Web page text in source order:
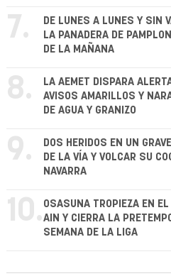
7.
DE LUNES A LUNES Y SIN
LA PANADERA DE
DE LA MAÑANA
8.
LA AEMET DISPARA
AVISOS AMARILLOS Y
DE AGUA Y GRANIZO
9.
DOS HERIDOS EN UN
DE LA VÍA Y VOLCAR SU
NAVARRA
10. OSASUNA TROPIEZA EN
AIN Y CIERRA LA
SEMANA DE LA LIGA